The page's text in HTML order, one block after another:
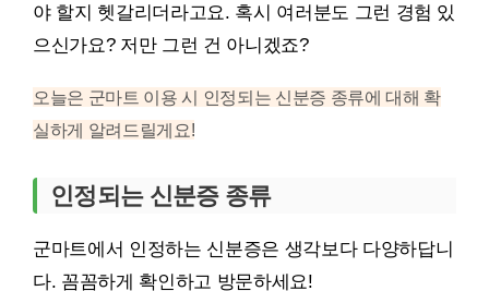
야 할지 헷갈리더라고요. 혹시 여러분도 그런 경험 있
으신가요? 저만 그런 건 아니겠죠?
오늘은 군마트 이용 시 인정되는 신분증 종류에 대해 확
실하게 알려드릴게요!
인정되는 신분증 종류
군마트에서 인정하는 신분증은 생각보다 다양하답니
다. 꼼꼼하게 확인하고 방문하세요!